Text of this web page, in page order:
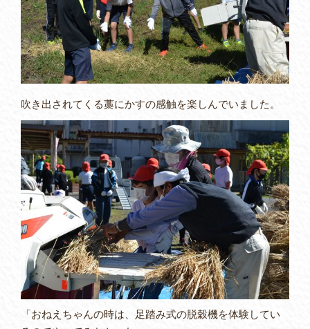
吹き出されてくる藁にかすの感触を楽しんでいました。
「おねえちゃんの時は、足踏み式の脱穀機を体験してい